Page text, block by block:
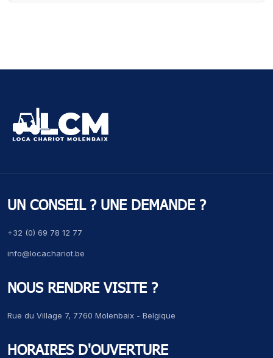
UN CONSEIL ? UNE DEMANDE ?
+32 (0) 69 78 12 77
info@locachariot.be
NOUS RENDRE VISITE ?
Rue du Village 7, 7760 Molenbaix - Belgique
HORAIRES D'OUVERTURE